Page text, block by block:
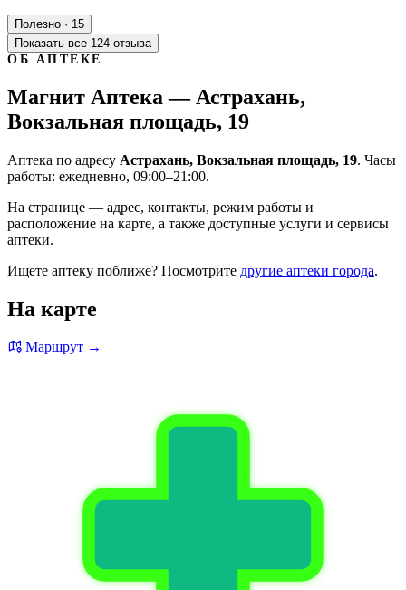
Полезно · 15
Показать все 124 отзыва
ОБ АПТЕКЕ
Магнит Аптека — Астрахань,
Вокзальная площадь, 19
Аптека по адресу Астрахань, Вокзальная площадь, 19. Часы
работы: ежедневно, 09:00–21:00.
На странице — адрес, контакты, режим работы и
расположение на карте, а также доступные услуги и сервисы
аптеки.
Ищете аптеку поближе? Посмотрите другие аптеки города.
На карте
Маршрут →